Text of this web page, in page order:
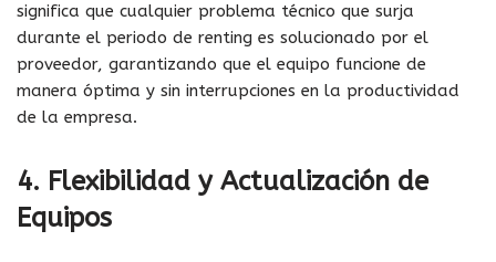
significa que cualquier problema técnico que surja
durante el periodo de renting es solucionado por el
proveedor, garantizando que el equipo funcione de
manera óptima y sin interrupciones en la productividad
de la empresa.
4. Flexibilidad y Actualización de
Equipos